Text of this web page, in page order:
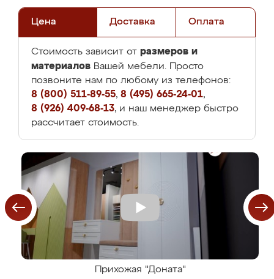
Цена Доставка Оплата
Стоимость зависит от размеров и
материалов Вашей мебели. Просто
позвоните нам по любому из телефонов:
8 (800) 511-89-55, 8 (495) 665-24-01,
8 (926) 409-68-13, и наш менеджер быстро
рассчитает стоимость.
Прихожая "Доната"